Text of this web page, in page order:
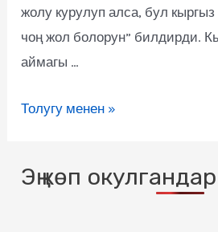
жолу курулуп алса, бул
чоң жол болорун” билдирди.
аймагы …
Толугу менен »
Эң көп окулгандар